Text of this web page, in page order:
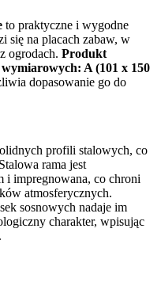
to praktyczne i wygodne
się na placach zabaw, w
ogrodach. Produkt
A (101 x 150
dopasowanie go do
profili stalowych, co
rama jest
i impregnowana, co chroni
atmosferycznych.
sosnowych nadaje im
charakter, wpisując